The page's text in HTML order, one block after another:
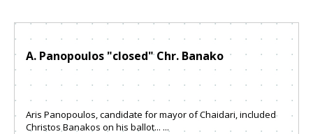
A. Panopoulos "closed" Chr. Banako
Aris Panopoulos, candidate for mayor of Chaidari, included
Christos Banakos on his ballot... ...